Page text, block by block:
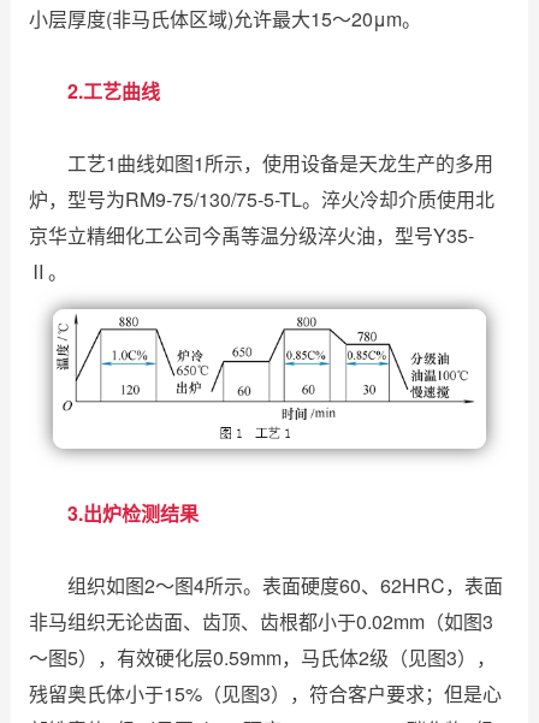
小层厚度(非马氏体区域)允许最大15～20μm。
2.工艺曲线
工艺1曲线如图1所示，使用设备是天龙生产的多用
炉，型号为RM9-75/130/75-5-TL。淬火冷却介质使用北
京华立精细化工公司今禹等温分级淬火油，型号Y35-
Ⅱ。
3.出炉检测结果
组织如图2～图4所示。表面硬度60、62HRC，表面
非马组织无论齿面、齿顶、齿根都小于0.02mm（如图3
～图5），有效硬化层0.59mm，马氏体2级（见图3），
残留奥氏体小于15%（见图3），符合客户要求；但是心